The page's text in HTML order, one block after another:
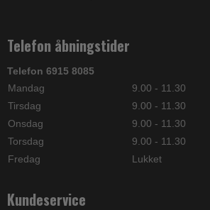
Telefon åbningstider
Telefon 6915 8085
Mandag
9.00 - 11.30
Tirsdag
9.00 - 11.30
Onsdag
9.00 - 11.30
Torsdag
9.00 - 11.30
Fredag
Lukket
Kundeservice